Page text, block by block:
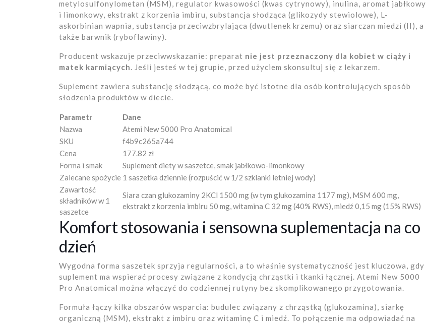
metylosulfonylometan (MSM), regulator kwasowości (kwas cytrynowy), inulina, aromat jabłkowy
i limonkowy, ekstrakt z korzenia imbiru, substancja słodząca (glikozydy stewiolowe), L-
askorbinian wapnia, substancja przeciwzbrylająca (dwutlenek krzemu) oraz siarczan miedzi (II), a
także barwnik (ryboflawiny).
Producent wskazuje przeciwwskazanie: preparat nie jest przeznaczony dla kobiet w ciąży i
matek karmiących. Jeśli jesteś w tej grupie, przed użyciem skonsultuj się z lekarzem.
Suplement zawiera substancję słodzącą, co może być istotne dla osób kontrolujących sposób
słodzenia produktów w diecie.
Parametr
Dane
Nazwa
Atemi New 5000 Pro Anatomical
SKU
f4b9c265a744
Cena
177.82 zł
Forma i smak
Suplement diety w saszetce, smak jabłkowo-limonkowy
Zalecane spożycie 1 saszetka dziennie (rozpuścić w 1/2 szklanki letniej wody)
Zawartość
składników w 1
saszetce
Siara czan glukozaminy 2KCl 1500 mg (w tym glukozamina 1177 mg), MSM 600 mg,
ekstrakt z korzenia imbiru 50 mg, witamina C 32 mg (40% RWS), miedź 0,15 mg (15% RWS)
Komfort stosowania i sensowna suplementacja na co
dzień
Wygodna forma saszetek sprzyja regularności, a to właśnie systematyczność jest kluczowa, gdy
suplement ma wspierać procesy związane z kondycją chrząstki i tkanki łącznej. Atemi New 5000
Pro Anatomical można włączyć do codziennej rutyny bez skomplikowanego przygotowania.
Formuła łączy kilka obszarów wsparcia: budulec związany z chrząstką (glukozamina), siarkę
organiczną (MSM), ekstrakt z imbiru oraz witaminę C i miedź. To połączenie ma odpowiadać na